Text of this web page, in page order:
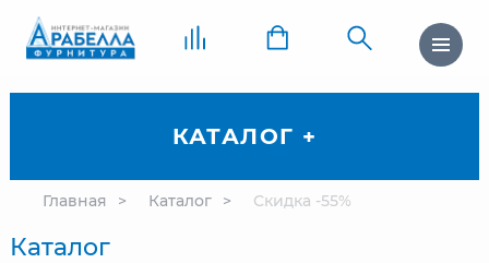
КАТАЛОГ +
Главная Каталог Скидка -55%
Каталог